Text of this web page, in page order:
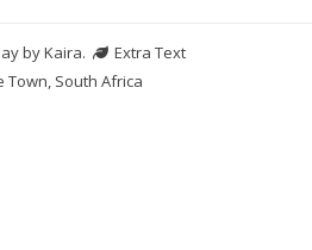
byKaira.
Extra Text
Town, South Africa